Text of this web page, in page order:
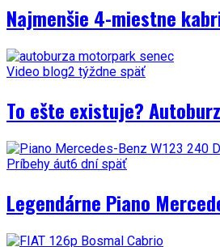
Najmenšie 4-miestne
Video blog2 týždne späť
To ešte existuje?
Príbehy áut6 dní späť
Legendárne Piano